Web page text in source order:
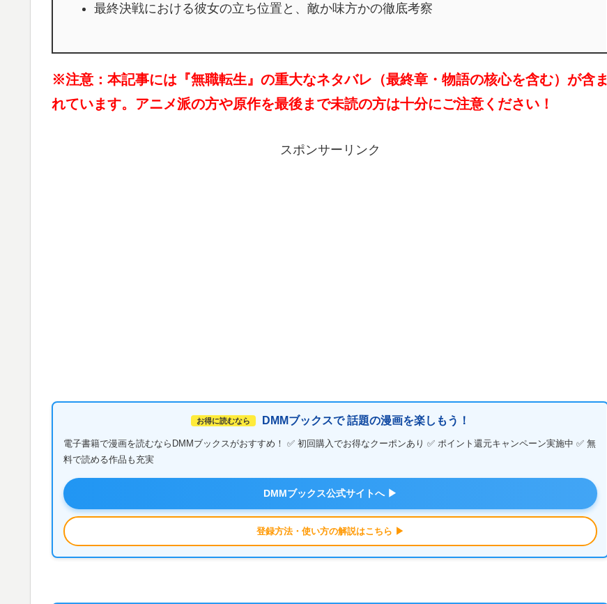
最終決戦における彼女の立ち位置と、敵か味方かの徹底考察
※注意：本記事には『無職転生』の重大なネタバレ（最終章・物語の核心を含む）が含ま
れています。アニメ派の方や原作を最後まで未読の方は十分にご注意ください！
スポンサーリンク
お得に読むなら DMMブックスで 話題の漫画を楽しもう！
電子書籍で漫画を読むならDMMブックスがおすすめ！ ✅ 初回購入でお得なクーポンあり ✅ ポイント還元キャンペーン実施中 ✅ 無
料で読める作品も充実
DMMブックス公式サイトへ ▶
登録方法・使い方の解説はこちら ▶